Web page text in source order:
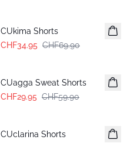
CUkima Shorts
CHF34.95 CHF69.90
CUagga Sweat Shorts
CHF29.95 CHF59.90
CUclarina Shorts